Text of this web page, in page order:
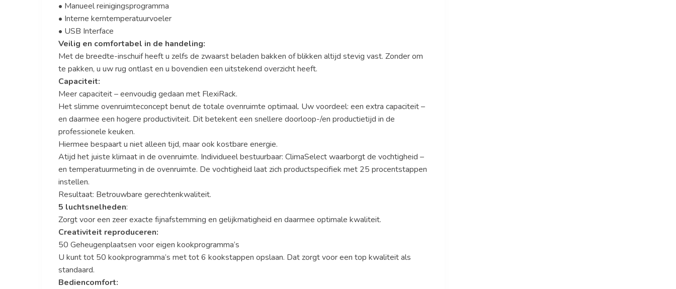
• Manueel reinigingsprogramma
• Interne kerntemperatuurvoeler
• USB Interface
Veilig en comfortabel in de handeling:
Met de breedte-inschuif heeft u zelfs de zwaarst beladen bakken of blikken altijd stevig vast. Zonder om
te pakken, u uw rug ontlast en u bovendien een uitstekend overzicht heeft.
Capaciteit:
Meer capaciteit – eenvoudig gedaan met FlexiRack.
Het slimme ovenruimteconcept benut de totale ovenruimte optimaal. Uw voordeel: een extra capaciteit –
en daarmee een hogere productiviteit. Dit betekent een snellere doorloop-/en productietijd in de
professionele keuken.
Hiermee bespaart u niet alleen tijd, maar ook kostbare energie.
Atijd het juiste klimaat in de ovenruimte. Individueel bestuurbaar: ClimaSelect waarborgt de vochtigheid –
en temperatuurmeting in de ovenruimte. De vochtigheid laat zich productspecifiek met 25 procentstappen
instellen.
Resultaat: Betrouwbare gerechtenkwaliteit.
5 luchtsnelheden:
Zorgt voor een zeer exacte fijnafstemming en gelijkmatigheid en daarmee optimale kwaliteit.
Creativiteit reproduceren:
50 Geheugenplaatsen voor eigen kookprogramma‘s
U kunt tot 50 kookprogramma’s met tot 6 kookstappen opslaan. Dat zorgt voor een top kwaliteit als
standaard.
Bediencomfort: